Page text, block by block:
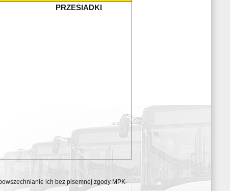
PRZESIADKI
ich bez pisemnej zgody MPK-